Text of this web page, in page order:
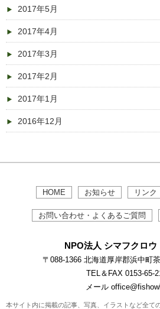
2017年5月
2017年4月
2017年3月
2017年2月
2017年1月
2016年12月
HOME お知らせ リンク
お問い合わせ・よくあるご質問
NPO法人 シマフクロウ
〒088-1366 北海道厚岸郡浜中町
TEL＆FAX 0153-65-
メール
本サイト内に掲載の記事、写真、イラストなど全て